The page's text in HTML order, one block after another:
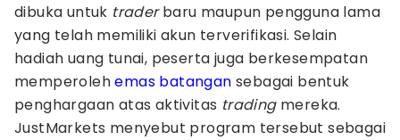
dibuka untuk traderbaru maupun pengguna lama
yang telah memiliki akun terverifikasi. Selain
hadiah uang tunai, peserta juga berkesempatan
memperolehemas batangan sebagai bentuk
penghargaan atas aktivitas trading mereka.
JustMarkets menyebut program tersebut sebagai